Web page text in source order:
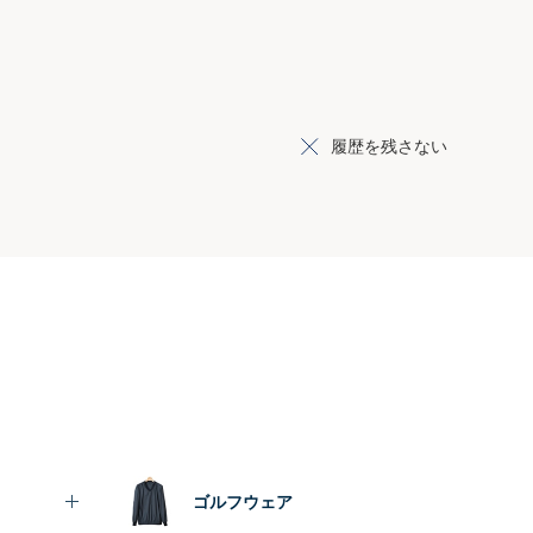
履歴を残さない
ゴルフウェア